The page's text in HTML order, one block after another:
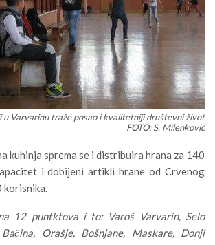
u Varvarinu traže posao i kvalitetniji društevni život
FOTO: S. Milenković
kuhinja sprema se i distribuira hrana za 140
i dobijeni artikli hrane od Crvenog
korisnika.
12 puntktova i to: Varoš Varvarin, Selo
Orašje, Bošnjane, Maskare, Donji